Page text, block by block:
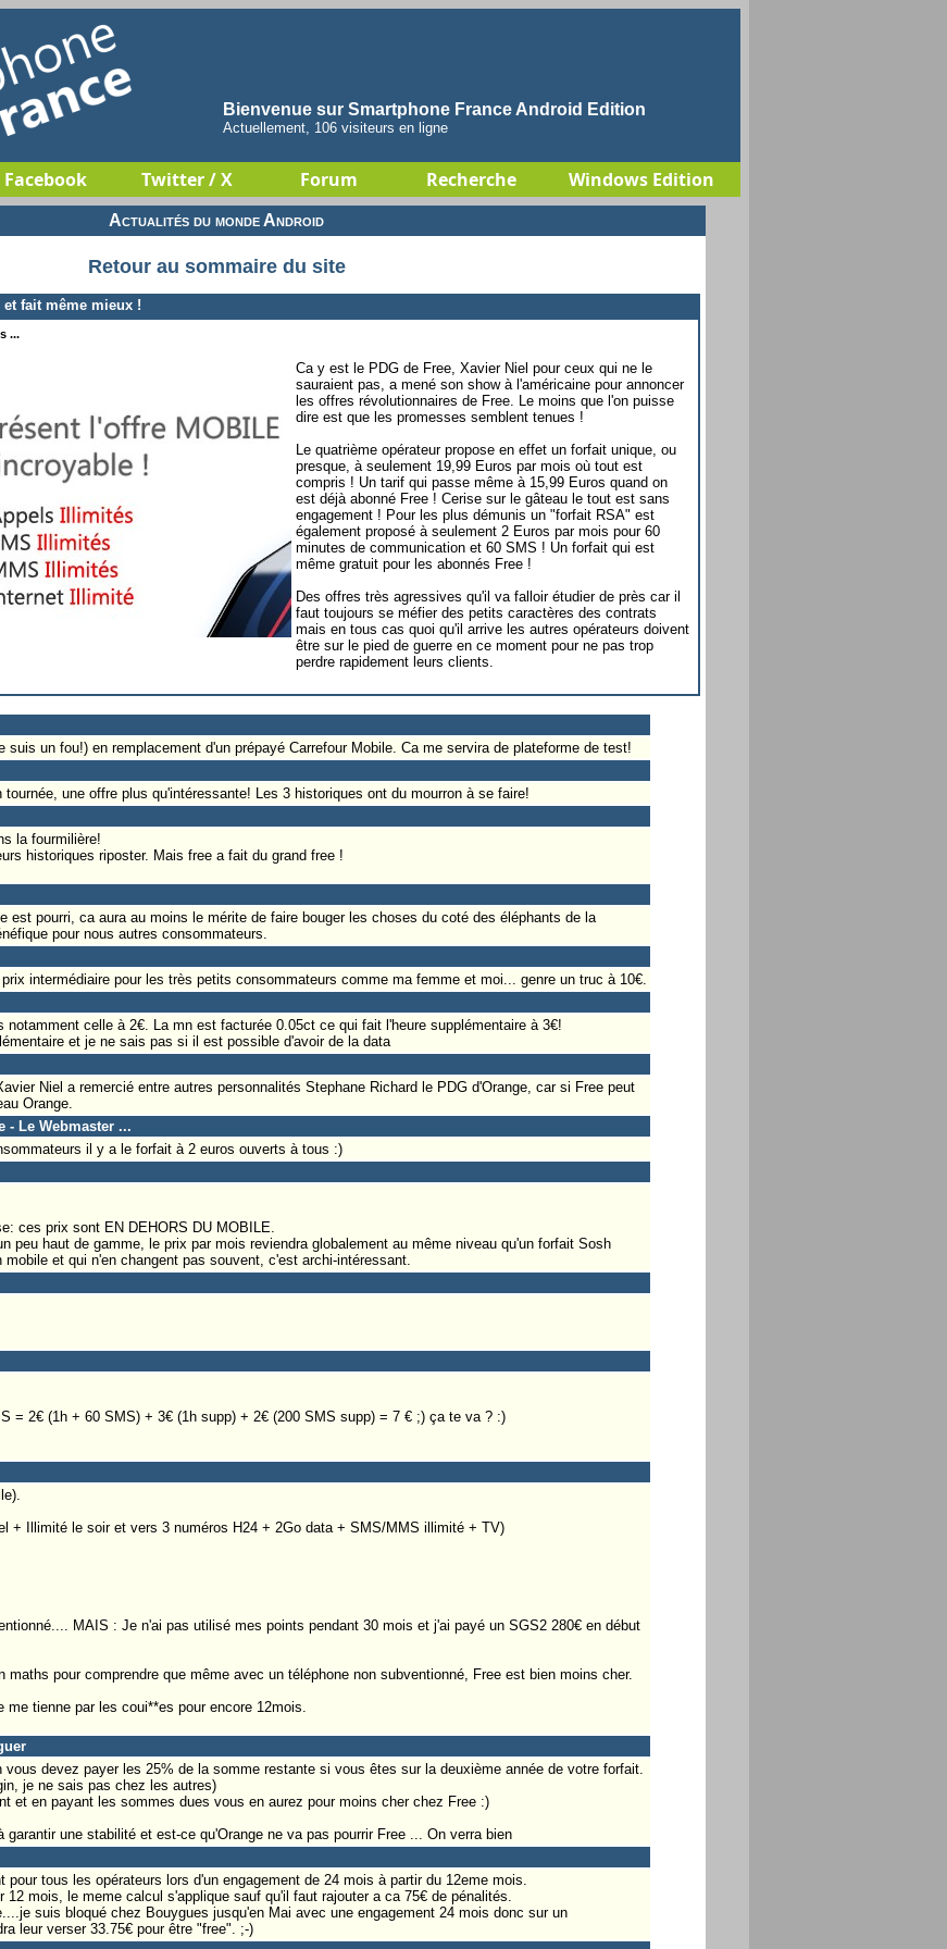
Bienvenue sur Smartphone France Android Edition
Actuellement, 106 visiteurs en ligne
Facebook Twitter / X Forum Recherche Windows Edition
Actualités du monde Android
Retour au sommaire du site
fait même mieux !
...
Ca y est le PDG de Free, Xavier Niel pour ceux qui ne le
sauraient pas, a mené son show à l'américaine pour annoncer
les offres révolutionnaires de Free. Le moins que l'on puisse
dire est que les promesses semblent tenues !
Le quatrième opérateur propose en effet un forfait unique, ou
presque, à seulement 19,99 Euros par mois où tout est
compris ! Un tarif qui passe même à 15,99 Euros quand on
est déjà abonné Free ! Cerise sur le gâteau le tout est sans
engagement ! Pour les plus démunis un "forfait RSA" est
également proposé à seulement 2 Euros par mois pour 60
minutes de communication et 60 SMS ! Un forfait qui est
même gratuit pour les abonnés Free !
Des offres très agressives qu'il va falloir étudier de près car il
faut toujours se méfier des petits caractères des contrats
mais en tous cas quoi qu'il arrive les autres opérateurs doivent
être sur le pied de guerre en ce moment pour ne pas trop
perdre rapidement leurs clients.
suis un fou!) en remplacement d'un prépayé Carrefour Mobile. Ca me servira de plateforme de test!
une offre plus qu'intéressante! Les 3 historiques ont du mourron à se faire!
la fourmilière!
historiques riposter. Mais free a fait du grand free !
est pourri, ca aura au moins le mérite de faire bouger les choses du coté des éléphants de la
pour nous autres consommateurs.
intermédiaire pour les très petits consommateurs comme ma femme et moi... genre un truc à 10€.
notamment celle à 2€. La mn est facturée 0.05ct ce qui fait l'heure supplémentaire à 3€!
et je ne sais pas si il est possible d'avoir de la data
Niel a remercié entre autres personnalités Stephane Richard le PDG d'Orange, car si Free peut
Orange.
- Le Webmaster ...
il y a le forfait à 2 euros ouverts à tous :)
ces prix sont EN DEHORS DU MOBILE.
peu haut de gamme, le prix par mois reviendra globalement au même niveau qu'un forfait Sosh
et qui n'en changent pas souvent, c'est archi-intéressant.
= 2€ (1h + 60 SMS) + 3€ (1h supp) + 2€ (200 SMS supp) = 7 € ;) ça te va ? :)
+ Illimité le soir et vers 3 numéros H24 + 2Go data + SMS/MMS illimité + TV)
MAIS : Je n'ai pas utilisé mes points pendant 30 mois et j'ai payé un SGS2 280€ en début
maths pour comprendre que même avec un téléphone non subventionné, Free est bien moins cher.
me tienne par les coui**es pour encore 12mois.
devez payer les 25% de la somme restante si vous êtes sur la deuxième année de votre forfait.
je ne sais pas chez les autres)
et en payant les sommes dues vous en aurez pour moins cher chez Free :)
une stabilité et est-ce qu'Orange ne va pas pourrir Free ... On verra bien
tous les opérateurs lors d'un engagement de 24 mois à partir du 12eme mois.
12 mois, le meme calcul s'applique sauf qu'il faut rajouter a ca 75€ de pénalités.
suis bloqué chez Bouygues jusqu'en Mai avec une engagement 24 mois donc sur un
leur verser 33.75€ pour être "free". ;-)